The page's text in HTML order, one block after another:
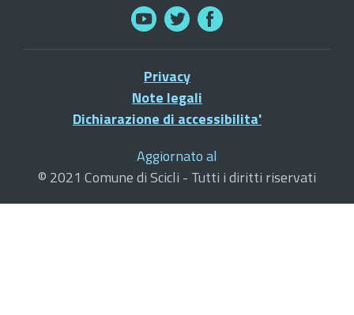
Privacy
Note legali
Dichiarazione di accessibilita'
Aggiornato al
© 2021 Comune di Scicli - Tutti i diritti riservati